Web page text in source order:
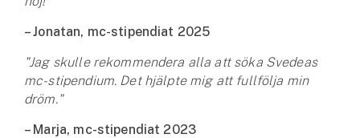
– Jonatan, mc-stipendiat 2025
"Jag skulle rekommendera alla att söka Svedeas
mc-stipendium. Det hjälpte mig att fullfölja min
dröm."
– Marja, mc-stipendiat 2023